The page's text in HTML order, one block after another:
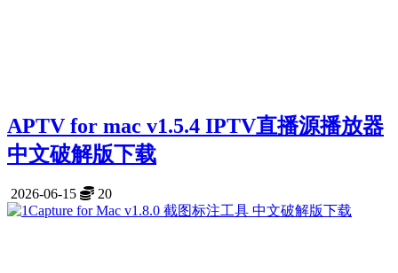
APTV for mac v1.5.4 IPTV直播源播放器
中文破解版下载
2026-06-15 20